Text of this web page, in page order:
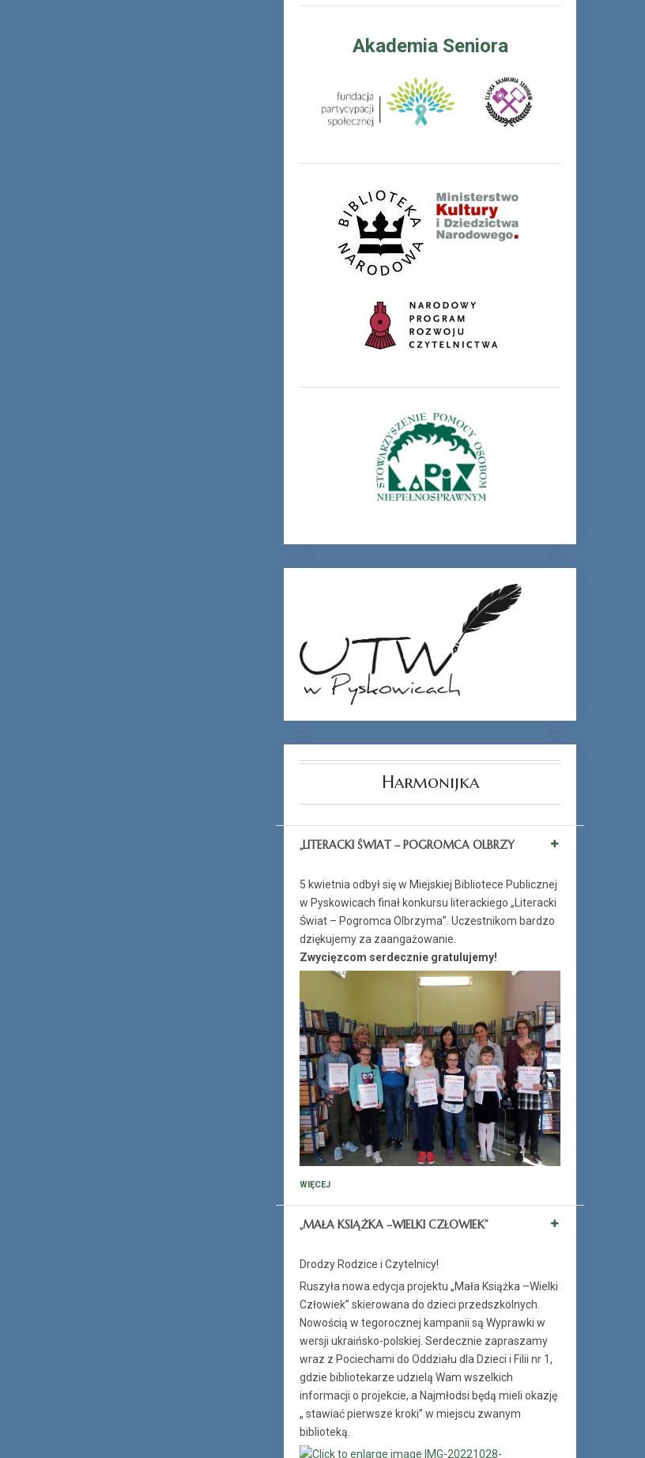
Akademia Seniora
Harmonijka
„LITERACKI ŚWIAT – POGROMCA OLBRZY
5 kwietnia odbył się w Miejskiej Bibliotece Publicznej
w Pyskowicach finał konkursu literackiego „Literacki
Świat – Pogromca Olbrzyma”. Uczestnikom bardzo
dziękujemy za zaangażowanie.
Zwycięzcom serdecznie gratulujemy!
WIĘCEJ
„MAŁA KSIĄŻKA –WIELKI CZŁOWIEK”
Drodzy Rodzice i Czytelnicy!
Ruszyła nowa edycja projektu „Mała Książka –Wielki
Człowiek” skierowana do dzieci przedszkolnych.
Nowością w tegorocznej kampanii są Wyprawki w
wersji ukraińsko-polskiej. Serdecznie zapraszamy
wraz z Pociechami do Oddziału dla Dzieci i Filii nr 1,
gdzie bibliotekarze udzielą Wam wszelkich
informacji o projekcie, a Najmłodsi będą mieli okazję
„ stawiać pierwsze kroki” w miejscu zwanym
biblioteką.